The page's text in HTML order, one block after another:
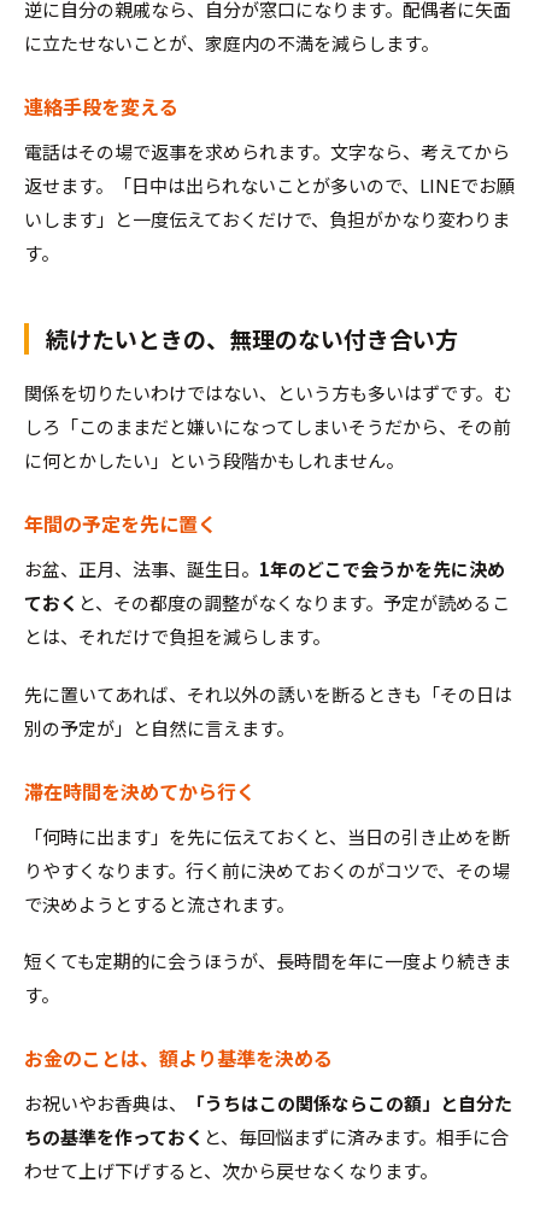
逆に自分の親戚なら、自分が窓口になります。配偶者に矢面
に立たせないことが、家庭内の不満を減らします。
連絡手段を変える
電話はその場で返事を求められます。文字なら、考えてから
返せます。「日中は出られないことが多いので、LINEでお願
いします」と一度伝えておくだけで、負担がかなり変わりま
す。
続けたいときの、無理のない付き合い方
関係を切りたいわけではない、という方も多いはずです。む
しろ「このままだと嫌いになってしまいそうだから、その前
に何とかしたい」という段階かもしれません。
年間の予定を先に置く
お盆、正月、法事、誕生日。 1年のどこで会うかを先に決め
ておく と、その都度の調整がなくなります。予定が読めるこ
とは、それだけで負担を減らします。
先に置いてあれば、それ以外の誘いを断るときも「その日は
別の予定が」と自然に言えます。
滞在時間を決めてから行く
「何時に出ます」を先に伝えておくと、当日の引き止めを断
りやすくなります。行く前に決めておくのがコツで、その場
で決めようとすると流されます。
短くても定期的に会うほうが、長時間を年に一度より続きま
す。
お金のことは、額より基準を決める
お祝いやお香典は、
「うちはこの関係ならこの額」と自分た
ちの基準を作っておく と、毎回悩まずに済みます。相手に合
わせて上げ下げすると、次から戻せなくなります。